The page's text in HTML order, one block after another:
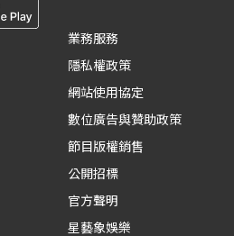
業務服務
隱私權政策
網站使用協定
數位廣告與贊助政策
節目版權銷售
公開招標
官方聲明
星藝象娛樂